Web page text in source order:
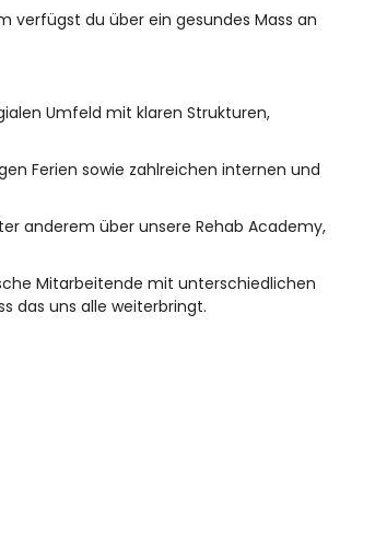
verfügst du über ein gesundes Mass an
Umfeld mit klaren Strukturen,
Ferien sowie zahlreichen internen und
anderem über unsere Rehab Academy,
Mitarbeitende mit unterschiedlichen
das uns alle weiterbringt.